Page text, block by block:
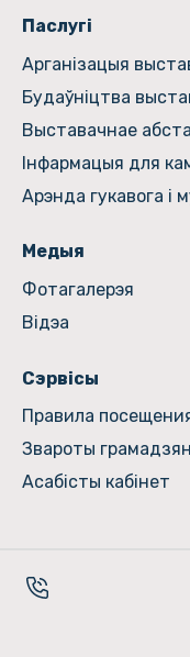
Паслугі
Арганізацыя
Будаўніцтва
Выставачнае
Інфармацыя для
Арэнда гукавога і
Медыя
Фотагалерэя
Відэа
Сэрвісы
Правила
Звароты грамадзян
Асабісты кабінет